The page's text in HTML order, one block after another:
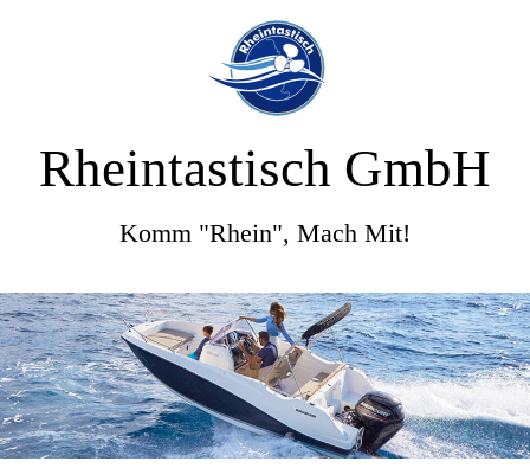
Rheintastisch GmbH
Komm "Rhein", Mach Mit!